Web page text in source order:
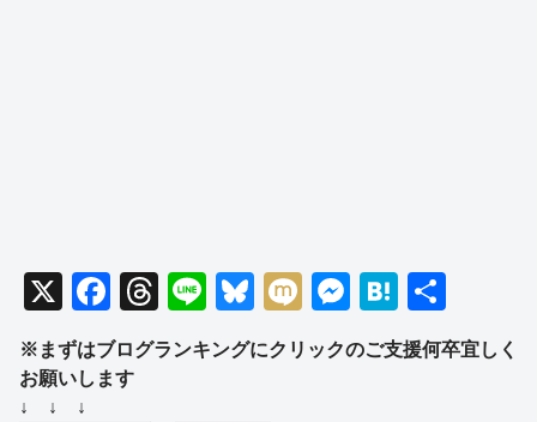
X
F
a
c
T
hr
e
Li
n
e
Bl
e
M
ixi
M
ss
H
at
e
有
※まずはブログランキングにクリックのご支援何卒宜しく
お願いします
↓ ↓ ↓